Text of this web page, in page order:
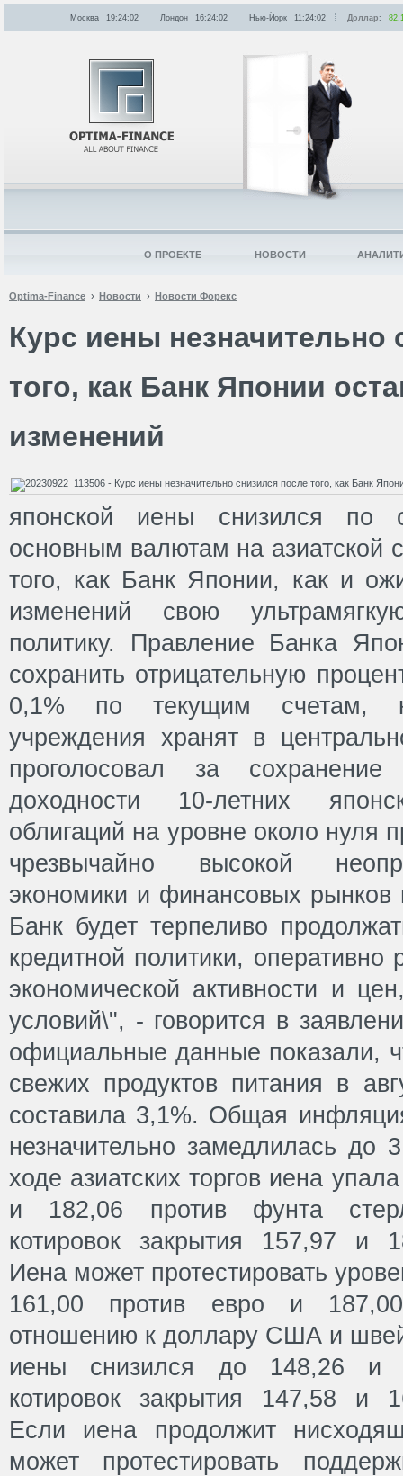
Optima-Finance Новости Новости Форекс
Курс иены незначительно
того, как Банк Японии
изменений
японской иены снизился по
основным валютам на азиатской
того, как Банк Японии, как и
изменений свою
политику. Правление Банка
сохранить отрицательную
0,1% по текущим счетам,
учреждения хранят в
проголосовал за сохранение
доходности 10-летних
облигаций на уровне около нуля
чрезвычайно высокой
экономики и финансовых
Банк будет терпеливо
кредитной политики, оперативно
экономической активности и
условий\", - говорится в
официальные данные показали,
свежих продуктов питания в
составила 3,1%. Общая
незначительно замедлилась
ходе азиатских торгов иена
и 182,06 против фунта
котировок закрытия 157,97 и
Иена может протестировать
161,00 против евро и
отношению к доллару США и
иены снизился до 148,26 и
котировок закрытия 147,58 и
Если иена продолжит
может протестировать
Москва 19:24:02 Лондон 16:24:02 Нью-Йорк 11:24:02 Доллар:
О ПРОЕКТЕ НОВОСТИ